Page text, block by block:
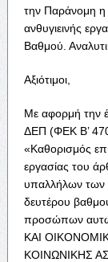
την Παράνομη η
ανθυγιεινής
Βαθμού.
Αξιότιμοι,
Με αφορμή την
ΔΕΠ (ΦΕΚ Β’
«Καθορισμός
εργασίας του
υπαλλήλων των
δευτέρου
προσώπων
ΚΑΙ
ΚΟΙΝΩΝΙΚΗΣ